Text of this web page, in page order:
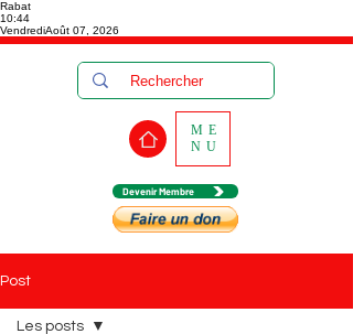
Rabat
10:44
VendrediAoût 07, 2026
Devenir Membre
ME
NU
Post
Les posts